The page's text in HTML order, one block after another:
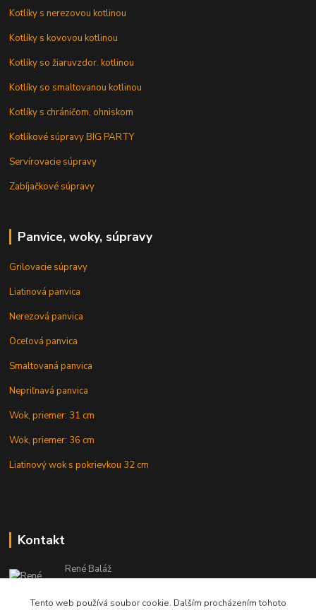
Kotlíky s nerezovou kotlinou
Kotlíky s kovovou kotlinou
Kotlíky so žiaruvzdor. kotlinou
Kotlíky so smaltovanou kotlinou
Kotlíky s chráničom, ohniskom
Kotlíkové súpravy BIG PARTY
Servírovacie súpravy
Zabíjačkové súpravy
Panvice, woky, súpravy
Grilovacie súpravy
Liatinová panvica
Nerezová panvica
Oceľová panvica
Smaltovaná panvica
Nepriľnavá panvica
Wok, priemer: 31 cm
Wok, priemer: 36 cm
Liatinový wok s pokrievkou 32 cm
Kontakt
René Baláž
Eshop: +421 902 212 007
od 8:00 - do 16:00 hod
Tento web používá soubor cookie. Dalším procházením tohoto